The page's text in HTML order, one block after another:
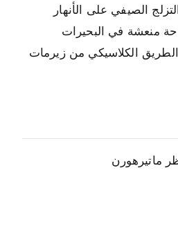
الصيفي على الأنهار
منعشة في البحيرات
الطريق الكلاسيكي من زيرمات